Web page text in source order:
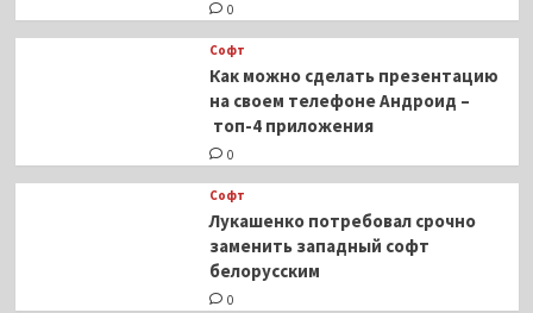
0
Софт
Как можно сделать презентацию
на своем телефоне Андроид –
топ-4 приложения
0
Софт
Лукашенко потребовал срочно
заменить западный софт
белорусским
0